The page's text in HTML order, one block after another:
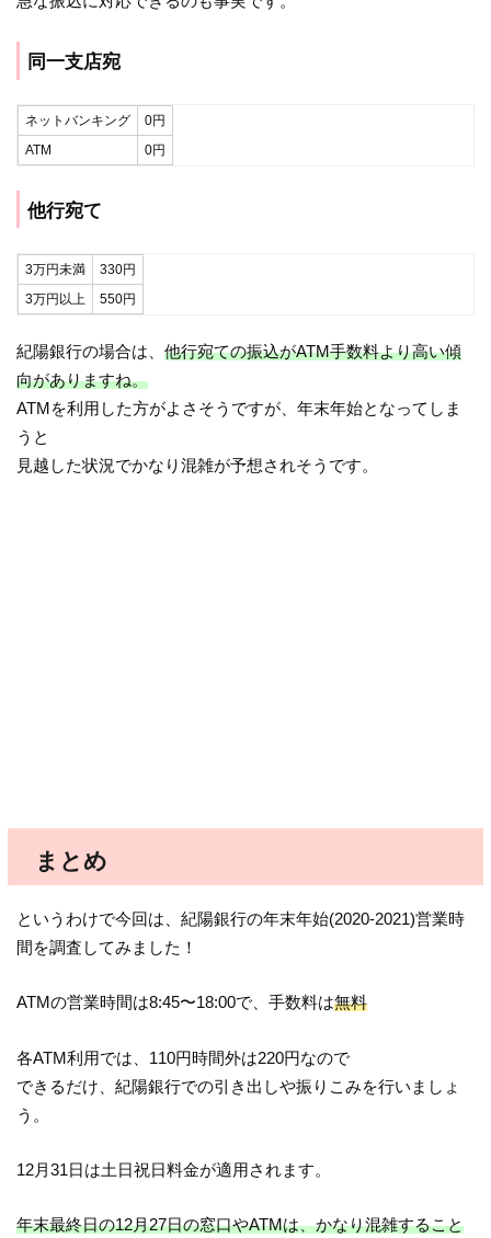
同一支店宛
ネットバンキング
0円
ATM
0円
他行宛て
3万円未満
330円
3万円以上
550円
紀陽銀行の場合は、他行宛ての振込がATM手数料より高い傾
向がありますね。
ATMを利用した方がよさそうですが、年末年始となってしま
うと
見越した状況でかなり混雑が予想されそうです。
まとめ
というわけで今回は、紀陽銀行の年末年始(2020-2021)営業時
間を調査してみました！
ATMの営業時間は8:45〜18:00で、手数料は無料
各ATM利用では、110円時間外は220円なので
できるだけ、紀陽銀行での引き出しや振りこみを行いましょ
う。
12月31日は土日祝日料金が適用されます。
年末最終日の12月27日の窓口やATMは、かなり混雑すること